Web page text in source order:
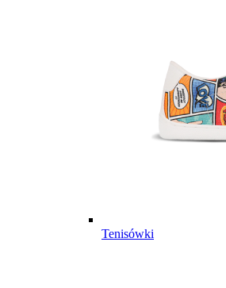
Tenisówki